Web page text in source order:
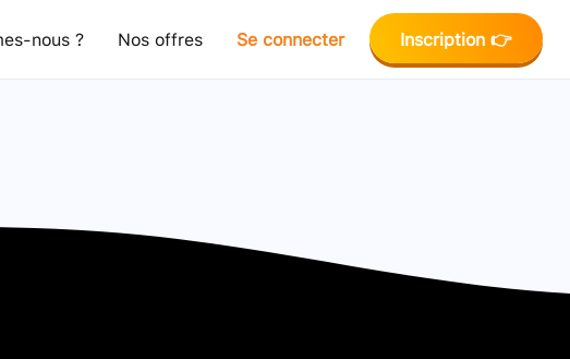
nous ? Nos offres Se connecter Inscription 👉